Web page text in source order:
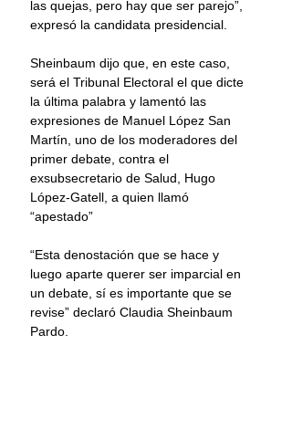
las quejas, pero hay que ser parejo”,
expresó la candidata presidencial.
Sheinbaum dijo que, en este caso,
será el Tribunal Electoral el que dicte
la última palabra y lamentó las
expresiones de Manuel López San
Martín, uno de los moderadores del
primer debate, contra el
exsubsecretario de Salud, Hugo
López-Gatell, a quien llamó
“apestado”
“Esta denostación que se hace y
luego aparte querer ser imparcial en
un debate, sí es importante que se
revise” declaró Claudia Sheinbaum
Pardo.